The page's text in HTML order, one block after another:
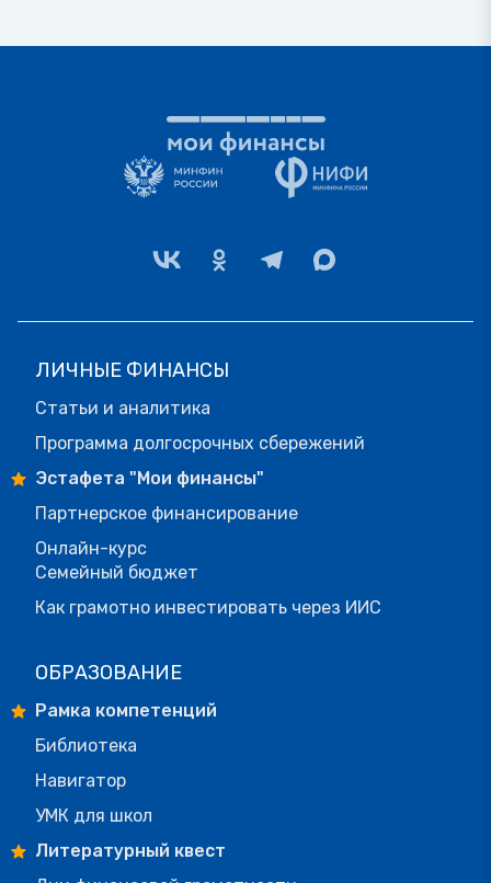
ЛИЧНЫЕ ФИНАНСЫ
Статьи и аналитика
Программа долгосрочных сбережений
Эстафета "Мои финансы"
Партнерское финансирование
Онлайн-курс
Семейный бюджет
Как грамотно инвестировать через ИИС
ОБРАЗОВАНИЕ
Рамка компетенций
Библиотека
Навигатор
УМК для школ
Литературный квест